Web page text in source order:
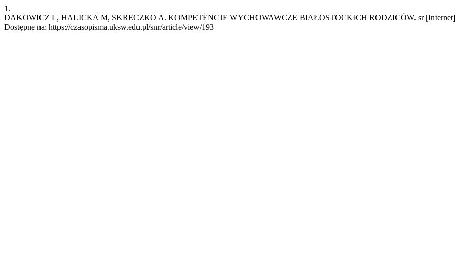
1.
DAKOWICZ L, HALICKA M, SKRECZKO A. KOMPETENCJE WYCHOWAWCZE BIAŁOSTOCKICH RODZICÓW. sr [Internet].
Dostępne na: https://czasopisma.uksw.edu.pl/snr/article/view/193